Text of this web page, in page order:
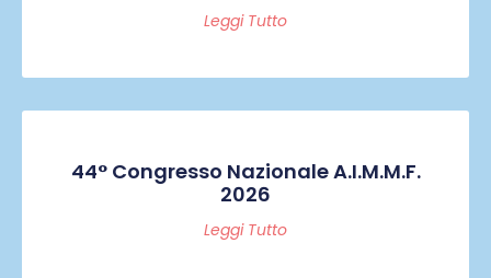
Leggi Tutto
44° Congresso Nazionale A.I.M.M.F.
2026
Leggi Tutto